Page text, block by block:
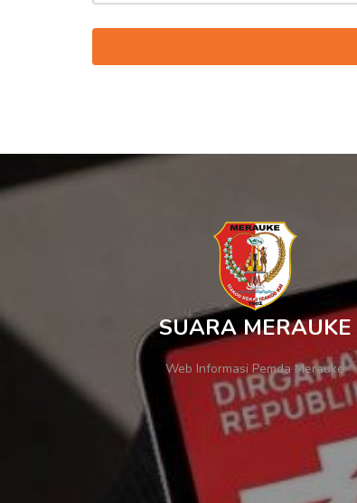
SUARA MERAUKE
Web Informasi Pemda Merauke